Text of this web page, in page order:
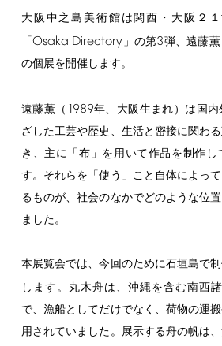
大阪中之島美術館は関西・大阪２１
「Osaka Directory」の第3弾、遠藤薫
の個展を開催します。
遠藤薫（ 1989年、大阪生まれ）は国
ざした工芸や歴史、生活と密接に関わ
き、主に「布」を用いて作品を制作
す。それらを「使う」こと自体によっ
るものが、社会のなかでどのような位
ました。
本展覧会では、今回のために石垣島で
します。丸木舟は、沖縄を含む南西
で、漁船としてだけでなく、荷物の運
用されていました。展示する舟の帆は